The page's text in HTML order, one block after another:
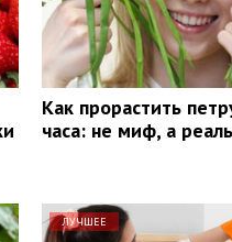
Как прорастить
часа: не миф, а
ЛУЧШЕЕ